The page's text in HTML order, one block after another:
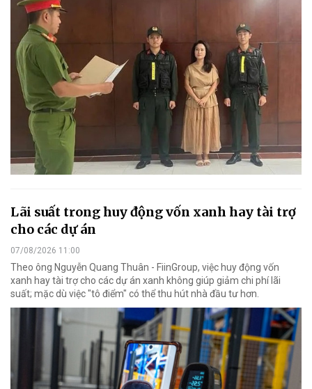
Lãi suất trong huy động vốn xanh hay tài trợ
cho các dự án
07/08/2026 11:00
Theo ông Nguyễn Quang Thuân - FiinGroup, việc huy động vốn
xanh hay tài trợ cho các dự án xanh không giúp giảm chi phí lãi
suất; mặc dù việc "tô điểm" có thể thu hút nhà đầu tư hơn.